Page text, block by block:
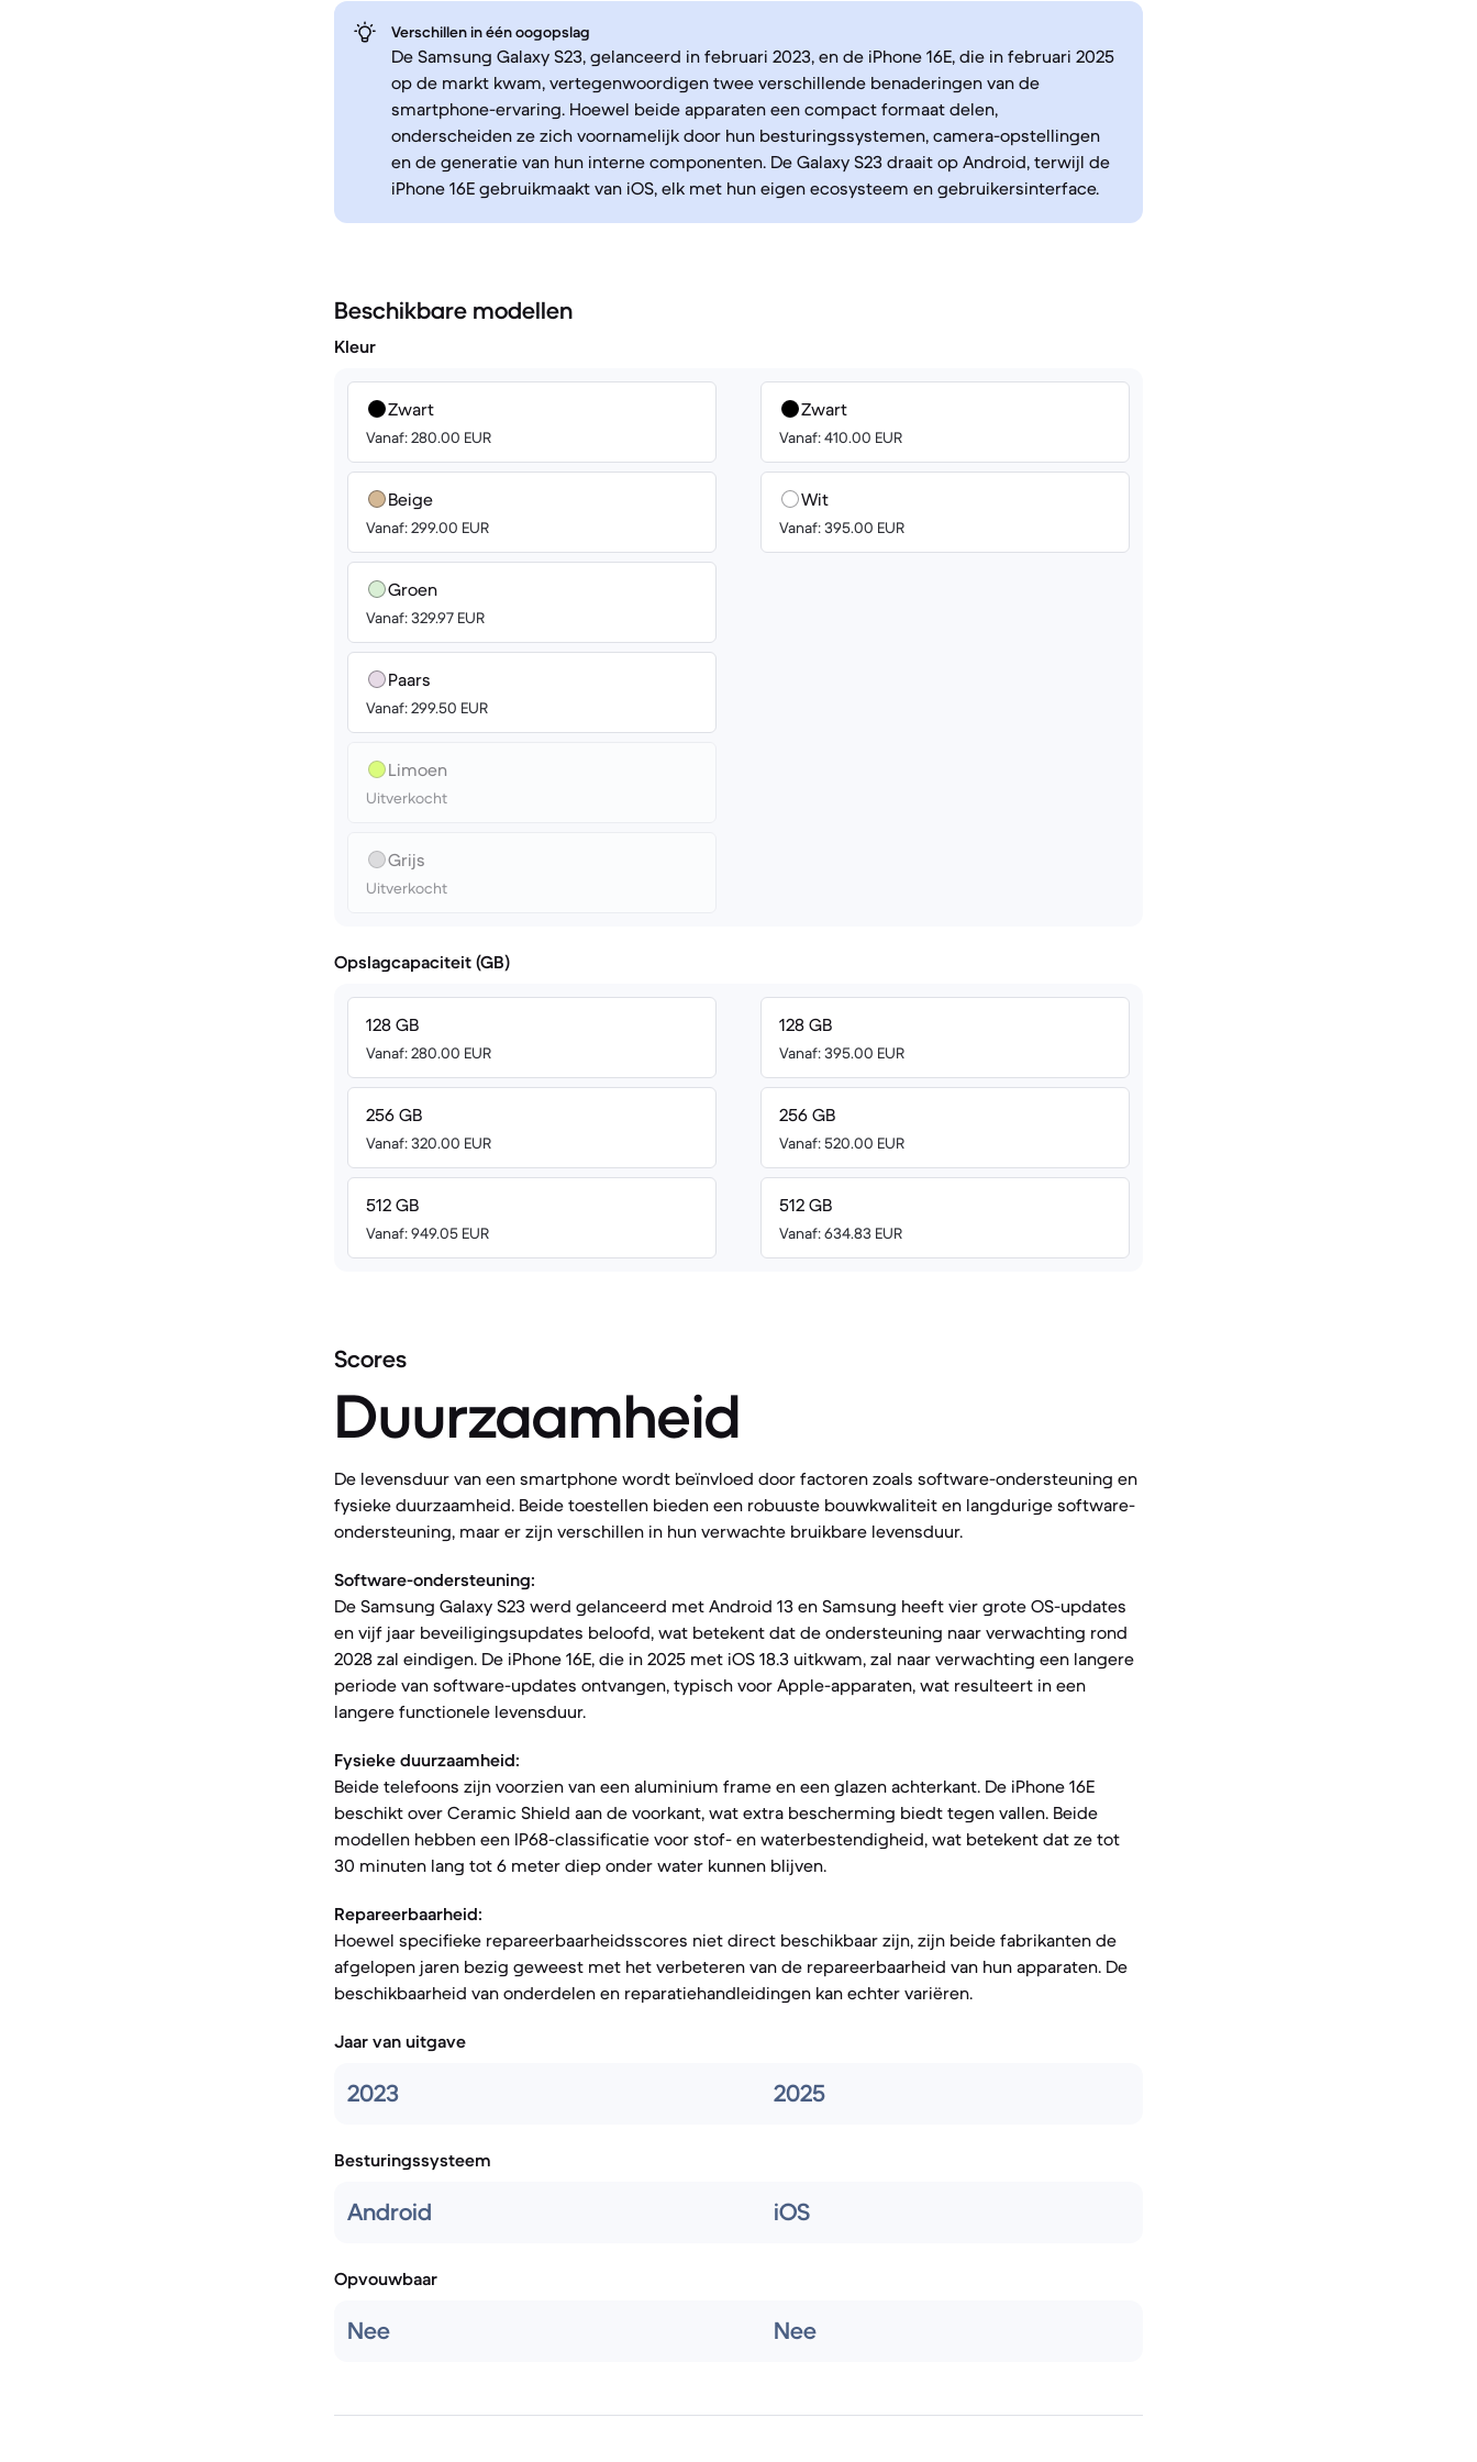
Verschillen in één oogopslag
De Samsung Galaxy S23, gelanceerd in februari 2023, en de iPhone 16E, die in februari 2025
op de markt kwam, vertegenwoordigen twee verschillende benaderingen van de
smartphone-ervaring. Hoewel beide apparaten een compact formaat delen,
onderscheiden ze zich voornamelijk door hun besturingssystemen, camera-opstellingen
en de generatie van hun interne componenten. De Galaxy S23 draait op Android, terwijl de
iPhone 16E gebruikmaakt van iOS, elk met hun eigen ecosysteem en gebruikersinterface.
Beschikbare modellen
Kleur
Zwart
Vanaf: 280.00 EUR
Beige
Vanaf: 299.00 EUR
Groen
Vanaf: 329.97 EUR
Paars
Vanaf: 299.50 EUR
Limoen
Uitverkocht
Grijs
Uitverkocht
Zwart
Vanaf: 410.00 EUR
Wit
Vanaf: 395.00 EUR
Opslagcapaciteit (GB)
128 GB
Vanaf: 280.00 EUR
256 GB
Vanaf: 320.00 EUR
512 GB
Vanaf: 949.05 EUR
128 GB
Vanaf: 395.00 EUR
256 GB
Vanaf: 520.00 EUR
512 GB
Vanaf: 634.83 EUR
Scores
Duurzaamheid
De levensduur van een smartphone wordt beïnvloed door factoren zoals software-ondersteuning en
fysieke duurzaamheid. Beide toestellen bieden een robuuste bouwkwaliteit en langdurige software-
ondersteuning, maar er zijn verschillen in hun verwachte bruikbare levensduur.
Software-ondersteuning:
De Samsung Galaxy S23 werd gelanceerd met Android 13 en Samsung heeft vier grote OS-updates
en vijf jaar beveiligingsupdates beloofd, wat betekent dat de ondersteuning naar verwachting rond
2028 zal eindigen. De iPhone 16E, die in 2025 met iOS 18.3 uitkwam, zal naar verwachting een langere
periode van software-updates ontvangen, typisch voor Apple-apparaten, wat resulteert in een
langere functionele levensduur.
Fysieke duurzaamheid:
Beide telefoons zijn voorzien van een aluminium frame en een glazen achterkant. De iPhone 16E
beschikt over Ceramic Shield aan de voorkant, wat extra bescherming biedt tegen vallen. Beide
modellen hebben een IP68-classificatie voor stof- en waterbestendigheid, wat betekent dat ze tot
30 minuten lang tot 6 meter diep onder water kunnen blijven.
Repareerbaarheid:
Hoewel specifieke repareerbaarheidsscores niet direct beschikbaar zijn, zijn beide fabrikanten de
afgelopen jaren bezig geweest met het verbeteren van de repareerbaarheid van hun apparaten. De
beschikbaarheid van onderdelen en reparatiehandleidingen kan echter variëren.
Jaar van uitgave
2023 2025
Besturingssysteem
Android iOS
Opvouwbaar
Nee Nee